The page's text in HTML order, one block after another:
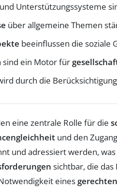
und Unterstützungssysteme
über allgemeine Themen
beeinflussen die
sind ein Motor für
durch die
eine zentrale Rolle für die
und den
und adressiert werden,
sichtbar, die
eines